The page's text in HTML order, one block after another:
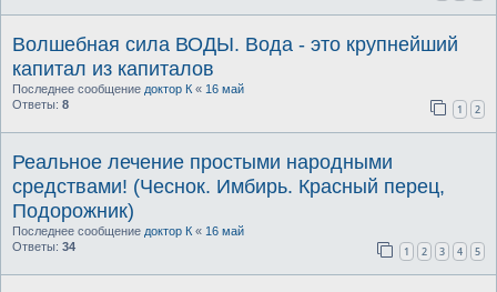
Волшебная сила ВОДЫ. Вода - это крупнейший
капитал из капиталов
Последнее сообщение доктор К « 16 май
Ответы: 8 1 2
Реальное лечение простыми народными
средствами! (Чеснок. Имбирь. Красный перец,
Подорожник)
Последнее сообщение доктор К « 16 май
Ответы: 34 1 2 3 4 5